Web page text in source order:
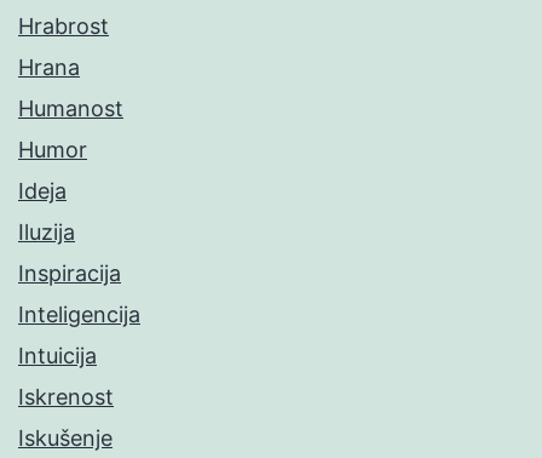
Hrabrost
Hrana
Humanost
Humor
Ideja
Iluzija
Inspiracija
Inteligencija
Intuicija
Iskrenost
Iskušenje